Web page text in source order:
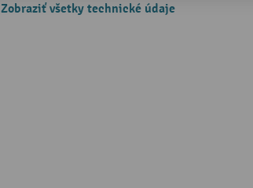
Zobraziť všetky technické údaje